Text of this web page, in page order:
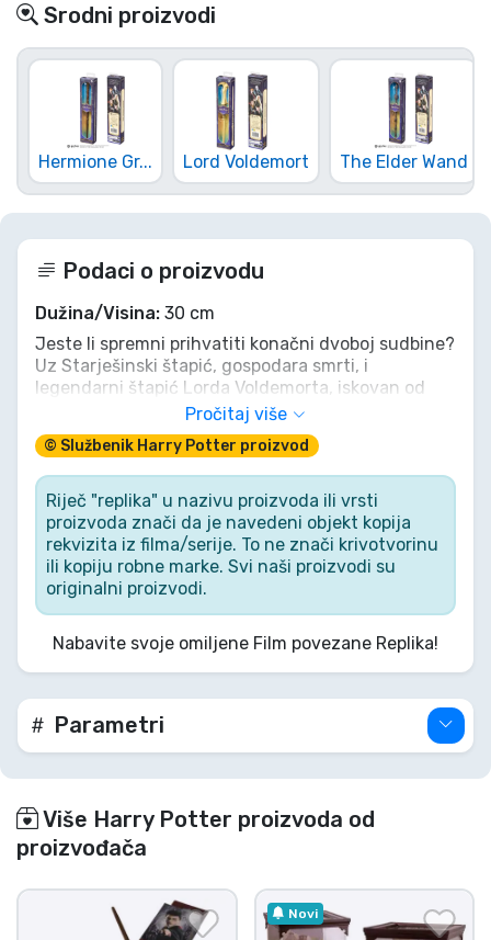
Srodni proizvodi
Hermione Gr... Lord Voldemort The Elder Wand
Podaci o proizvodu
Dužina/Visina: 30 cm
Jeste li spremni prihvatiti konačni dvoboj sudbine?
Uz Starješinski štapić, gospodara smrti, i
legendarni štapić Lorda Voldemorta, iskovan od
tise i perja feniksa, držite ravnotežu moći u svojim
rukama. Ponovno stvorite epske bitke ili osmislite
nove čarolije. Ovaj set replika iz Noble Collection
poziva vas da odaberete svoju odanost i
zapovijedate magijom koja je oblikovala svjetove.
Koju ćete stranu odabrati?
Pročitaj više
© Službenik Harry Potter proizvod
Riječ "replika" u nazivu proizvoda ili vrsti
proizvoda znači da je navedeni objekt kopija
rekvizita iz filma/serije. To ne znači krivotvorinu
ili kopiju robne marke. Svi naši proizvodi su
originalni proizvodi.
Nabavite svoje omiljene Film povezane Replika!
Parametri
Više Harry Potter proizvoda od
proizvođača
Novi